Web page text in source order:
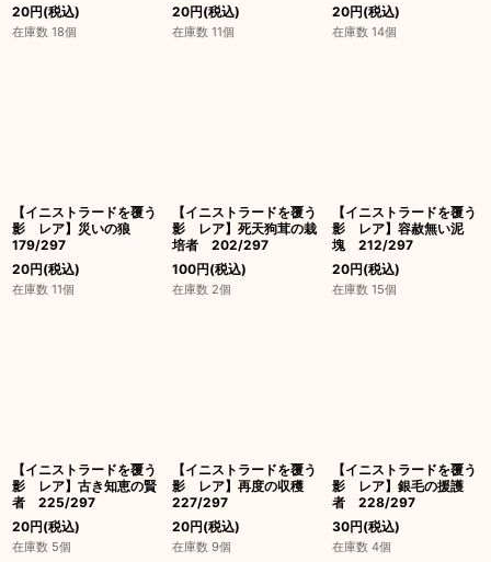
20円(税込)
在庫数 18個
20円(税込)
在庫数 11個
20円(税込)
在庫数 14個
【イニストラードを覆う
影 レア】災いの狼
179/297
20円(税込)
在庫数 11個
【イニストラードを覆う
影 レア】死天狗茸の栽
培者 202/297
100円(税込)
在庫数 2個
【イニストラードを覆う
影 レア】容赦無い泥
塊 212/297
20円(税込)
在庫数 15個
【イニストラードを覆う
影 レア】古き知恵の賢
者 225/297
20円(税込)
在庫数 5個
【イニストラードを覆う
影 レア】再度の収穫
227/297
20円(税込)
在庫数 9個
【イニストラードを覆う
影 レア】銀毛の援護
者 228/297
30円(税込)
在庫数 4個